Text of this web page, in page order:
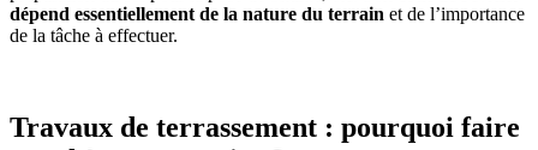
dépend essentiellement de la nature du terrain et de l’importance
de la tâche à effectuer.
Travaux de terrassement : pourquoi faire